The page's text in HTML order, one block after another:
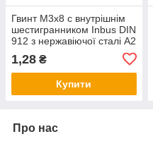
Гвинт М3х8 c внутрішнім
шестигранником Inbus DIN
912 з нержавіючої сталі А2
1,28 ₴
Купити
Про нас